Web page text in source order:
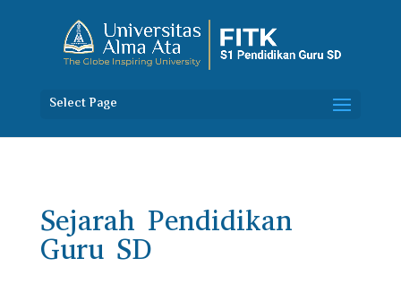
Select Page
Sejarah Pendidikan
Guru SD